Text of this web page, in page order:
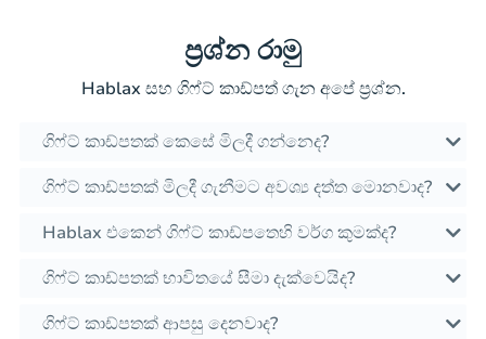
ප්‍රශ්න රාමු
Hablax සහ ගිෆ්ට් කාඩ්පත් ගැන අපේ ප්‍රශ්න.
ගිෆ්ට් කාඩ්පතක් කෙසේ මිලදී ගන්නෙද?
ගිෆ්ට් කාඩ්පතක් මිලදී ගැනීමට අවශ්‍ය දත්ත මොනවාද?
Hablax එකෙන් ගිෆ්ට් කාඩ්පතෙහි වර්ග කුමක්ද?
ගිෆ්ට් කාඩ්පතක් භාවිතයේ සීමා දැක්වෙයිද?
ගිෆ්ට් කාඩ්පතක් ආපසු දෙනවාද?